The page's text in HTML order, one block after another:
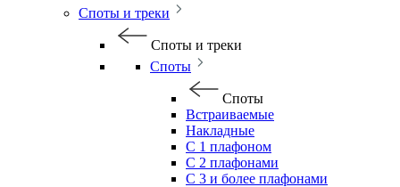
Споты и треки
Споты и треки
Споты
Споты
Встраиваемые
Накладные
С 1 плафоном
С 2 плафонами
С 3 и более плафонами